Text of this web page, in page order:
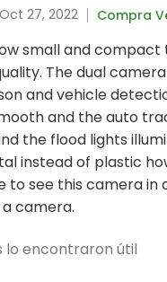
27, 2022 Compra
small and
The dual
and vehicle
and the auto
the flood lights
instead of plastic
to see this camera
camera.
lo encontraron útil